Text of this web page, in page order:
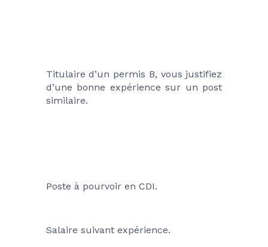
Titulaire d’un permis B, vous justifiez
d’une bonne expérience sur un post
similaire.
Poste à pourvoir en CDI.
Salaire suivant expérience.